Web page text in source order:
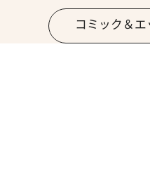
コミック＆